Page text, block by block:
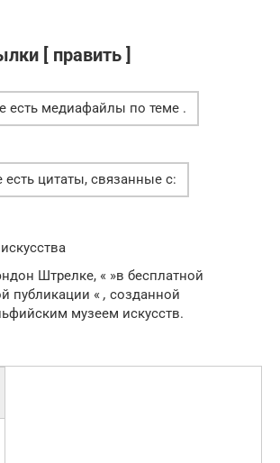
[ править ]
есть медиафайлы по теме .
есть цитаты, связанные с:
Штрелке, « »в бесплатной
публикации « , созданной
музеем искусств.